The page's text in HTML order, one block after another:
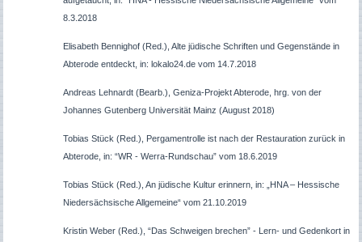
8.3.2018
Elisabeth Bennighof (Red.), Alte jüdische Schriften und Gegenstände in
Abterode entdeckt, in: lokalo24.de vom 14.7.2018
Andreas Lehnardt (Bearb.), Geniza-Projekt Abterode, hrg. von der
Johannes Gutenberg Universität Mainz (August 2018)
Tobias Stück (Red.), Pergamentrolle ist nach der Restauration zurück in
Abterode, in: “WR - Werra-Rundschau” vom 18.6.2019
Tobias Stück (Red.), An jüdische Kultur erinnern, in: „HNA – Hessische
Niedersächsische Allgemeine“ vom 21.10.2019
Kristin Weber (Red.), “Das Schweigen brechen” - Lern- und Gedenkort in